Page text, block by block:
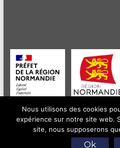
Nous utilisons des cookies
expérience sur notre site web.
site, nous supposerons
Ok